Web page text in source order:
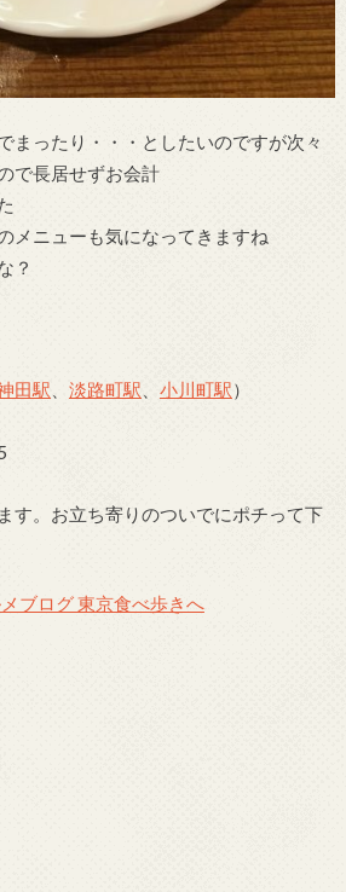
まったり・・・としたいのですが次々
で長居せずお会計
メニューも気になってきますね
？
田駅 淡路町駅 小川町駅）
す。お立ち寄りのついでにポチって下